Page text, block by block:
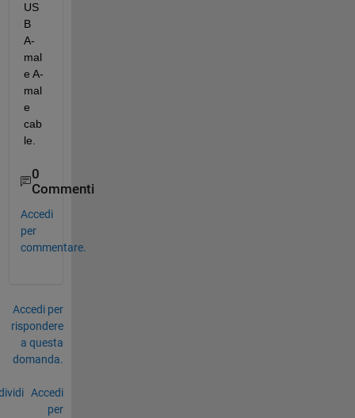
US
B
A-
mal
e A-
mal
e
cab
le.
0
Commenti
Accedi
per
commentare.
Accedi per
rispondere
a questa
domanda.
Accedi
per